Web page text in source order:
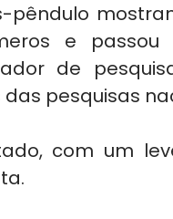
pêndulo
e
de
pesquisas
com um